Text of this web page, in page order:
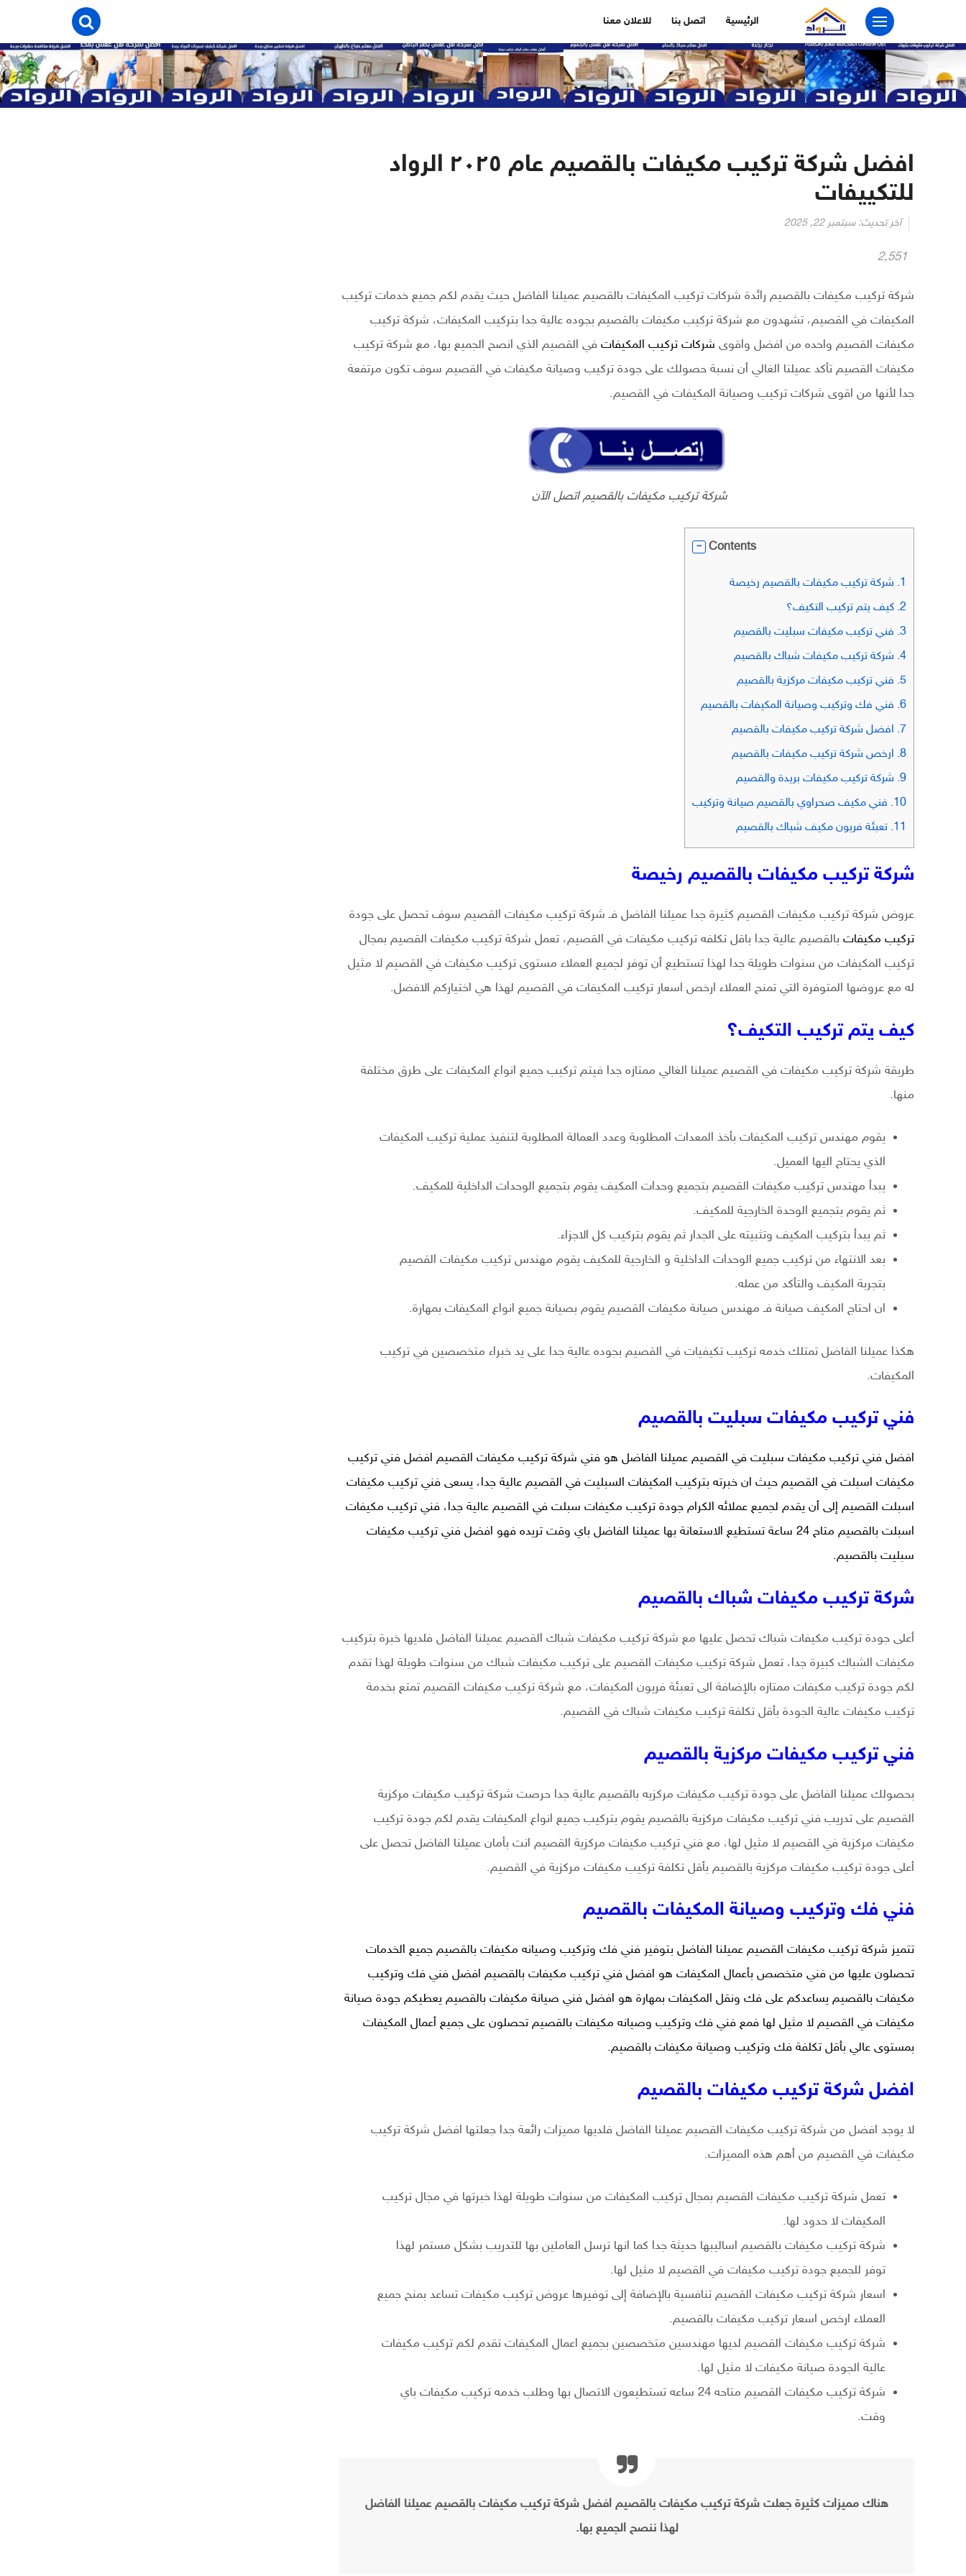
الرئيسية اتصل بنا للاعلان معنا
افضل شركة تركيب مكيفات بالقصيم عام ٢٠٢٥ الرواد
للتكييفات
آخر تحديث: سبتمبر 22, 2025
2٬551
شركة تركيب مكيفات بالقصيم رائدة شركات تركيب المكيفات بالقصيم عميلنا الفاضل حيث يقدم لكم جميع خدمات تركيب
المكيفات في القصيم، تشهدون مع شركة تركيب مكيفات بالقصيم بجوده عالية جدا بتركيب المكيفات، شركة تركيب
مكيفات القصيم واحده من افضل واقوى شركات تركيب المكيفات في القصيم الذي انصح الجميع بها، مع شركة تركيب
مكيفات القصيم تأكد عميلنا الغالي أن نسبة حصولك على جودة تركيب وصيانة مكيفات في القصيم سوف تكون مرتفعة
جدا لأنها من اقوى شركات تركيب وصيانة المكيفات في القصيم.
شركة تركيب مكيفات بالقصيم اتصل الآن
Contents
1. شركة تركيب مكيفات بالقصيم رخيصة
2. كيف يتم تركيب التكيف؟
3. فني تركيب مكيفات سبليت بالقصيم
4. شركة تركيب مكيفات شباك بالقصيم
5. فني تركيب مكيفات مركزية بالقصيم
6. فني فك وتركيب وصيانة المكيفات بالقصيم
7. افضل شركة تركيب مكيفات بالقصيم
8. ارخص شركة تركيب مكيفات بالقصيم
9. شركة تركيب مكيفات بريدة والقصيم
10. فني مكيف صحراوي بالقصيم صيانة وتركيب
11. تعبئة فريون مكيف شباك بالقصيم
شركة تركيب مكيفات بالقصيم رخيصة
عروض شركة تركيب مكيفات القصيم كثيرة جدا عميلنا الفاضل فـ شركة تركيب مكيفات القصيم سوف تحصل على جودة
تركيب مكيفات بالقصيم عالية جدا باقل تكلفه تركيب مكيفات في القصيم، تعمل شركة تركيب مكيفات القصيم بمجال
تركيب المكيفات من سنوات طويلة جدا لهذا تستطيع أن توفر لجميع العملاء مستوى تركيب مكيفات في القصيم لا مثيل
له مع عروضها المتوفرة التي تمنح العملاء ارخص اسعار تركيب المكيفات في القصيم لهذا هي اختياركم الافضل.
كيف يتم تركيب التكيف؟
طريقة شركة تركيب مكيفات في القصيم عميلنا الغالي ممتازه جدا فيتم تركيب جميع انواع المكيفات على طرق مختلفة
منها.
يقوم مهندس تركيب المكيفات بأخذ المعدات المطلوبة وعدد العمالة المطلوبة لتنفيذ عملية تركيب المكيفات
الذي يحتاج اليها العميل.
يبدأ مهندس تركيب مكيفات القصيم بتجميع وحدات المكيف يقوم بتجميع الوحدات الداخلية للمكيف.
ثم يقوم بتجميع الوحدة الخارجية للمكيف.
ثم يبدأ بتركيب المكيف وتثبيته على الجدار ثم يقوم بتركيب كل الاجزاء.
بعد الانتهاء من تركيب جميع الوحدات الداخلية و الخارجية للمكيف يقوم مهندس تركيب مكيفات القصيم
بتجربة المكيف والتأكد من عمله.
ان احتاج المكيف صيانة فـ مهندس صيانة مكيفات القصيم يقوم بصيانة جميع انواع المكيفات بمهارة.
هكذا عميلنا الفاضل تمتلك خدمه تركيب تكيفيات في القصيم بجوده عالية جدا على يد خبراء متخصصين في تركيب
المكيفات.
فني تركيب مكيفات سبليت بالقصيم
افضل فني تركيب مكيفات سبليت في القصيم عميلنا الفاضل هو فني شركة تركيب مكيفات القصيم افضل فني تركيب
مكيفات اسبلت في القصيم حيث ان خبرته بتركيب المكيفات السبليت في القصيم عالية جدا، يسعى فني تركيب مكيفات
اسبلت القصيم إلى أن يقدم لجميع عملائه الكرام جودة تركيب مكيفات سبلت في القصيم عالية جدا، فني تركيب مكيفات
اسبلت بالقصيم متاح 24 ساعة تستطيع الاستعانة بها عميلنا الفاضل باي وقت تريده فهو افضل فني تركيب مكيفات
سبليت بالقصيم.
شركة تركيب مكيفات شباك بالقصيم
أعلى جودة تركيب مكيفات شباك تحصل عليها مع شركة تركيب مكيفات شباك القصيم عميلنا الفاضل فلديها خبرة بتركيب
مكيفات الشباك كبيرة جدا، تعمل شركة تركيب مكيفات القصيم على تركيب مكيفات شباك من سنوات طويلة لهذا تقدم
لكم جودة تركيب مكيفات ممتازه بالإضافة الى تعبئة فريون المكيفات، مع شركة تركيب مكيفات القصيم تمتع بخدمة
تركيب مكيفات عالية الجودة بأقل تكلفة تركيب مكيفات شباك في القصيم.
فني تركيب مكيفات مركزية بالقصيم
بحصولك عميلنا الفاضل على جودة تركيب مكيفات مركزيه بالقصيم عالية جدا حرصت شركة تركيب مكيفات مركزية
القصيم على تدريب فني تركيب مكيفات مركزية بالقصيم يقوم بتركيب جميع انواع المكيفات يقدم لكم جودة تركيب
مكيفات مركزية في القصيم لا مثيل لها، مع فني تركيب مكيفات مركزية القصيم انت بأمان عميلنا الفاضل تحصل على
أعلى جودة تركيب مكيفات مركزية بالقصيم بأقل تكلفة تركيب مكيفات مركزية في القصيم.
فني فك وتركيب وصيانة المكيفات بالقصيم
تتميز شركة تركيب مكيفات القصيم عميلنا الفاضل بتوفير فني فك وتركيب وصيانه مكيفات بالقصيم جميع الخدمات
تحصلون عليها من فني متخصص بأعمال المكيفات هو افضل فني تركيب مكيفات بالقصيم افضل فني فك وتركيب
مكيفات بالقصيم يساعدكم على فك ونقل المكيفات بمهارة هو افضل فني صيانة مكيفات بالقصيم يعطيكم جودة صيانة
مكيفات في القصيم لا مثيل لها فمع فني فك وتركيب وصيانه مكيفات بالقصيم تحصلون على جميع أعمال المكيفات
بمستوى عالي بأقل تكلفة فك وتركيب وصيانة مكيفات بالقصيم.
افضل شركة تركيب مكيفات بالقصيم
لا يوجد افضل من شركة تركيب مكيفات القصيم عميلنا الفاضل فلديها مميزات رائعة جدا جعلتها افضل شركة تركيب
مكيفات في القصيم من أهم هذه المميزات.
تعمل شركة تركيب مكيفات القصيم بمجال تركيب المكيفات من سنوات طويلة لهذا خبرتها في مجال تركيب
المكيفات لا حدود لها.
شركة تركيب مكيفات بالقصيم اساليبها حديثة جدا كما انها ترسل العاملين بها للتدريب بشكل مستمر لهذا
توفر للجميع جودة تركيب مكيفات في القصيم لا مثيل لها.
اسعار شركة تركيب مكيفات القصيم تنافسية بالإضافة إلى توفيرها عروض تركيب مكيفات تساعد بمنح جميع
العملاء ارخص اسعار تركيب مكيفات بالقصيم.
شركة تركيب مكيفات القصيم لديها مهندسين متخصصين بجميع اعمال المكيفات تقدم لكم تركيب مكيفات
عالية الجودة صيانة مكيفات لا مثيل لها.
شركة تركيب مكيفات القصيم متاحه 24 ساعه تستطيعون الاتصال بها وطلب خدمه تركيب مكيفات باي
وقت.
هناك مميزات كثيرة جعلت شركة تركيب مكيفات بالقصيم افضل شركة تركيب مكيفات بالقصيم عميلنا الفاضل
لهذا ننصح الجميع بها.